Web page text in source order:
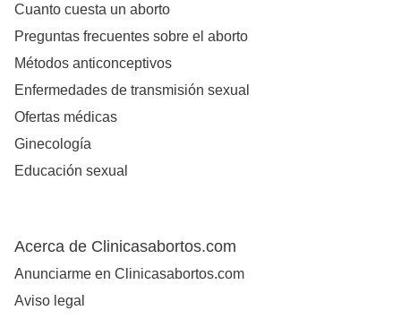
Cuanto cuesta un aborto
Preguntas frecuentes sobre el aborto
Métodos anticonceptivos
Enfermedades de transmisión sexual
Ofertas médicas
Ginecología
Educación sexual
Acerca de Clinicasabortos.com
Anunciarme en Clinicasabortos.com
Aviso legal